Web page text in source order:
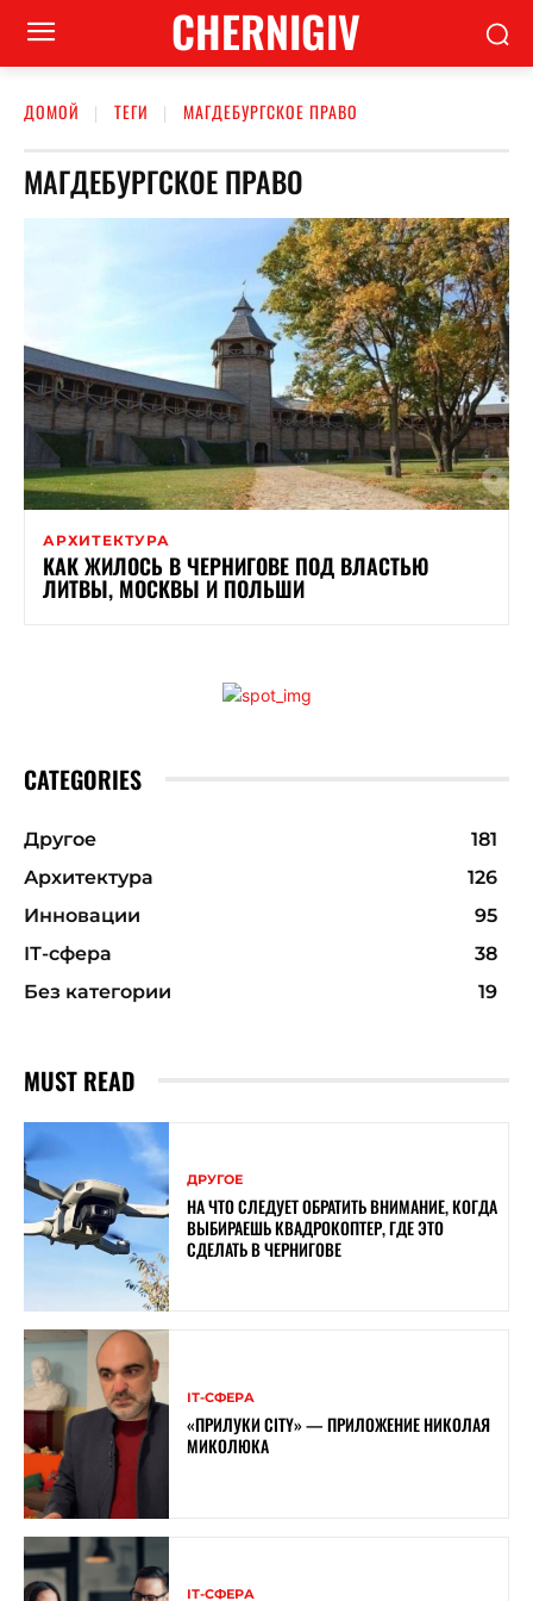
CHERNIGIV
ДОМОЙ ТЕГИ МАГДЕБУРГСКОЕ ПРАВО
МАГДЕБУРГСКОЕ ПРАВО
АРХИТЕКТУРА
КАК ЖИЛОСЬ В ЧЕРНИГОВЕ ПОД ВЛАСТЬЮ
ЛИТВЫ, МОСКВЫ И ПОЛЬШИ
CATEGORIES
Другое
181
Архитектура
126
Инновации
95
ІТ-сфера
38
Без категории
19
MUST READ
ДРУГОЕ
НА ЧТО СЛЕДУЕТ ОБРАТИТЬ ВНИМАНИЕ, КОГДА
ВЫБИРАЕШЬ КВАДРОКОПТЕР, ГДЕ ЭТО
СДЕЛАТЬ В ЧЕРНИГОВЕ
ІТ-СФЕРА
«ПРИЛУКИ CITY» — ПРИЛОЖЕНИЕ НИКОЛАЯ
МИКОЛЮКА
ІТ-СФЕРА